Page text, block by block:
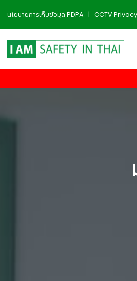
นโยบายการเก็บข้อมูล PDPA | CCTV